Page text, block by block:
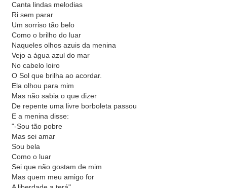
Canta lindas melodias
Ri sem parar
Um sorriso tão belo
Como o brilho do luar
Naqueles olhos azuis da menina
Vejo a água azul do mar
No cabelo loiro
O Sol que brilha ao acordar.
Ela olhou para mim
Mas não sabia o que dizer
De repente uma livre borboleta passou
E a menina disse:
"-Sou tão pobre
Mas sei amar
Sou bela
Como o luar
Sei que não gostam de mim
Mas quem meu amigo for